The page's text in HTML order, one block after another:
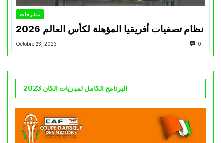
متفرقات
نظام تصفيات أفريقيا المؤهلة لكأس العالم 2026
Octobre 23, 2023 0
البرنامج الكامل لمباريات الكان 2023